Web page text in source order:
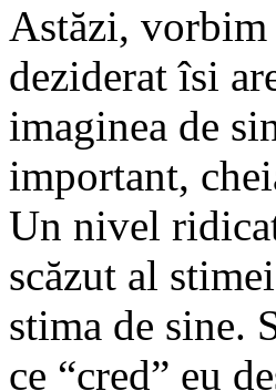
Astăzi,
deziderat îsi
imaginea de
important,
Un nivel
scăzut al
stima de sine.
ce “cred” eu